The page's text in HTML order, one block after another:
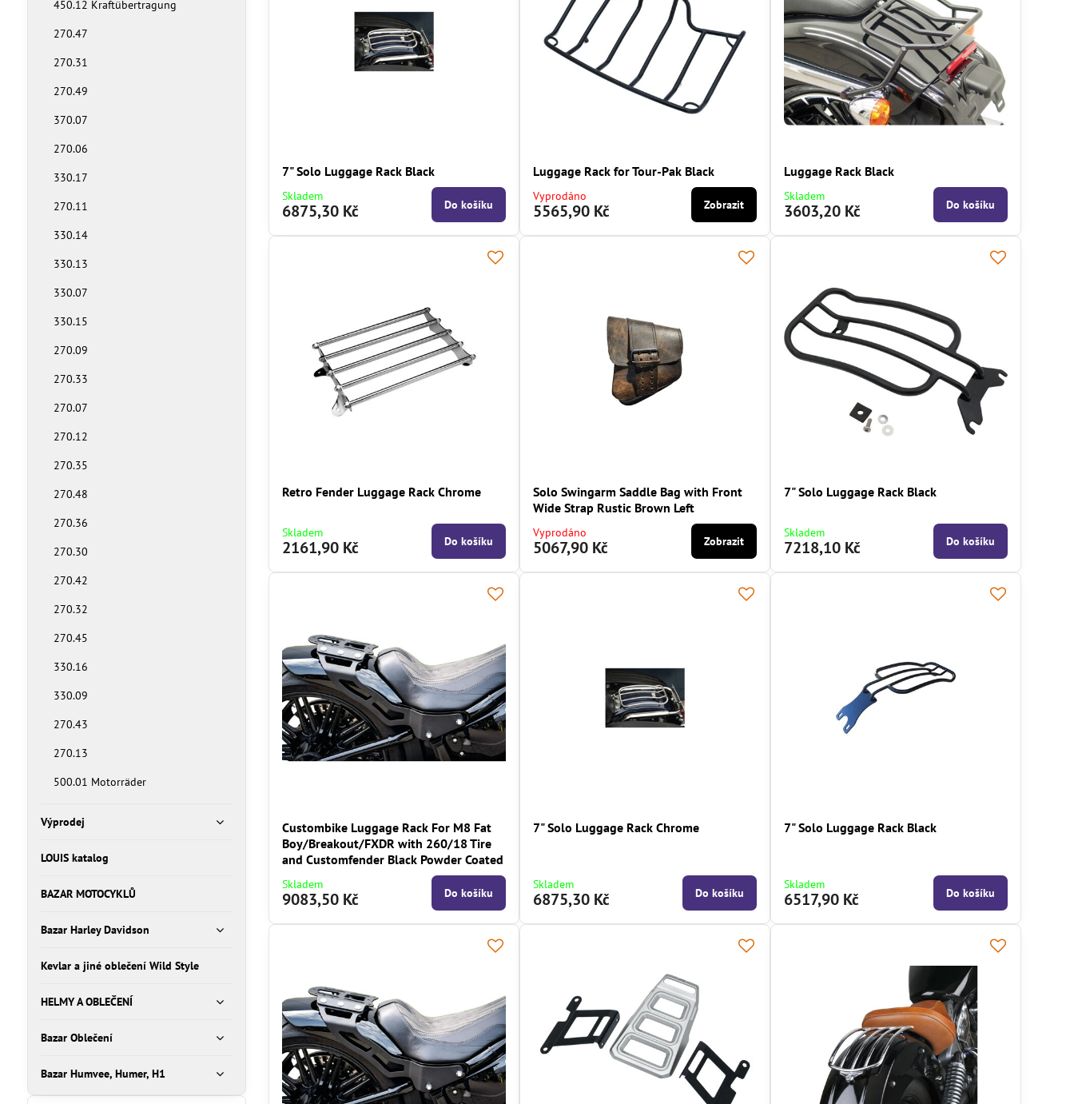
7" Solo Luggage Rack Black
Skladem
6875,30 Kč Do košíku
Luggage Rack for Tour-Pak Black
Vyprodáno
5565,90 Kč Zobrazit
Luggage Rack Black
Skladem
3603,20 Kč Do košíku
Retro Fender Luggage Rack Chrome
Skladem
2161,90 Kč Do košíku
Solo Swingarm Saddle Bag with Front
Wide Strap Rustic Brown Left
Vyprodáno
5067,90 Kč Zobrazit
7" Solo Luggage Rack Black
Skladem
7218,10 Kč Do košíku
Custombike Luggage Rack For M8 Fat
Boy/Breakout/FXDR with 260/18 Tire
and Customfender Black Powder Coated
Skladem
9083,50 Kč Do košíku
7" Solo Luggage Rack Chrome
Skladem
6875,30 Kč Do košíku
7" Solo Luggage Rack Black
Skladem
6517,90 Kč Do košíku
450.12 Kraftübertragung
270.47
270.31
270.49
370.07
270.06
330.17
270.11
330.14
330.13
330.07
330.15
270.09
270.33
270.07
270.12
270.35
270.48
270.36
270.30
270.42
270.32
270.45
330.16
330.09
270.43
270.13
500.01 Motorräder
Výprodej
LOUIS katalog
BAZAR MOTOCYKLŮ
Bazar Harley Davidson
Kevlar a jiné oblečení Wild Style
HELMY A OBLEČENÍ
Bazar Oblečení
Bazar Humvee, Humer, H1